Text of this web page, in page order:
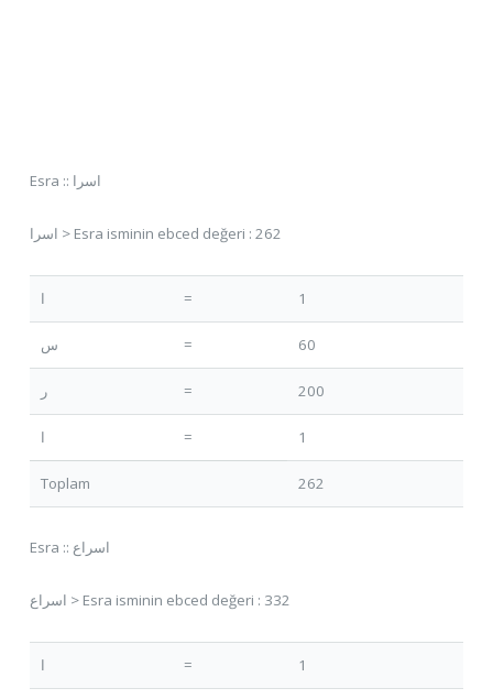
Esra :: اسرا
اسرا > Esra isminin ebced değeri : 262
ا = 1
س = 60
ر = 200
ا = 1
Toplam 262
Esra :: اسراع
اسراع > Esra isminin ebced değeri : 332
ا = 1